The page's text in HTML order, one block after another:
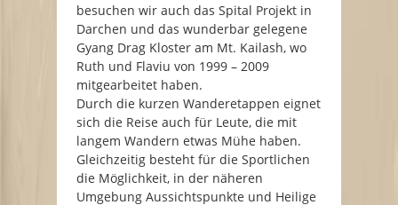
besuchen wir auch das Spital Projekt in
Darchen und das wunderbar gelegene
Gyang Drag Kloster am Mt. Kailash, wo
Ruth und Flaviu von 1999 – 2009
mitgearbeitet haben.
Durch die kurzen Wanderetappen eignet
sich die Reise auch für Leute, die mit
langem Wandern etwas Mühe haben.
Gleichzeitig besteht für die Sportlichen
die Möglichkeit, in der näheren
Umgebung Aussichtspunkte und Heilige